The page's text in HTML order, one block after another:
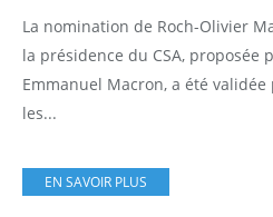
La nomination de Roch-Olivier
la présidence du CSA, proposée
Emmanuel Macron, a été validée
les...
EN SAVOIR PLUS